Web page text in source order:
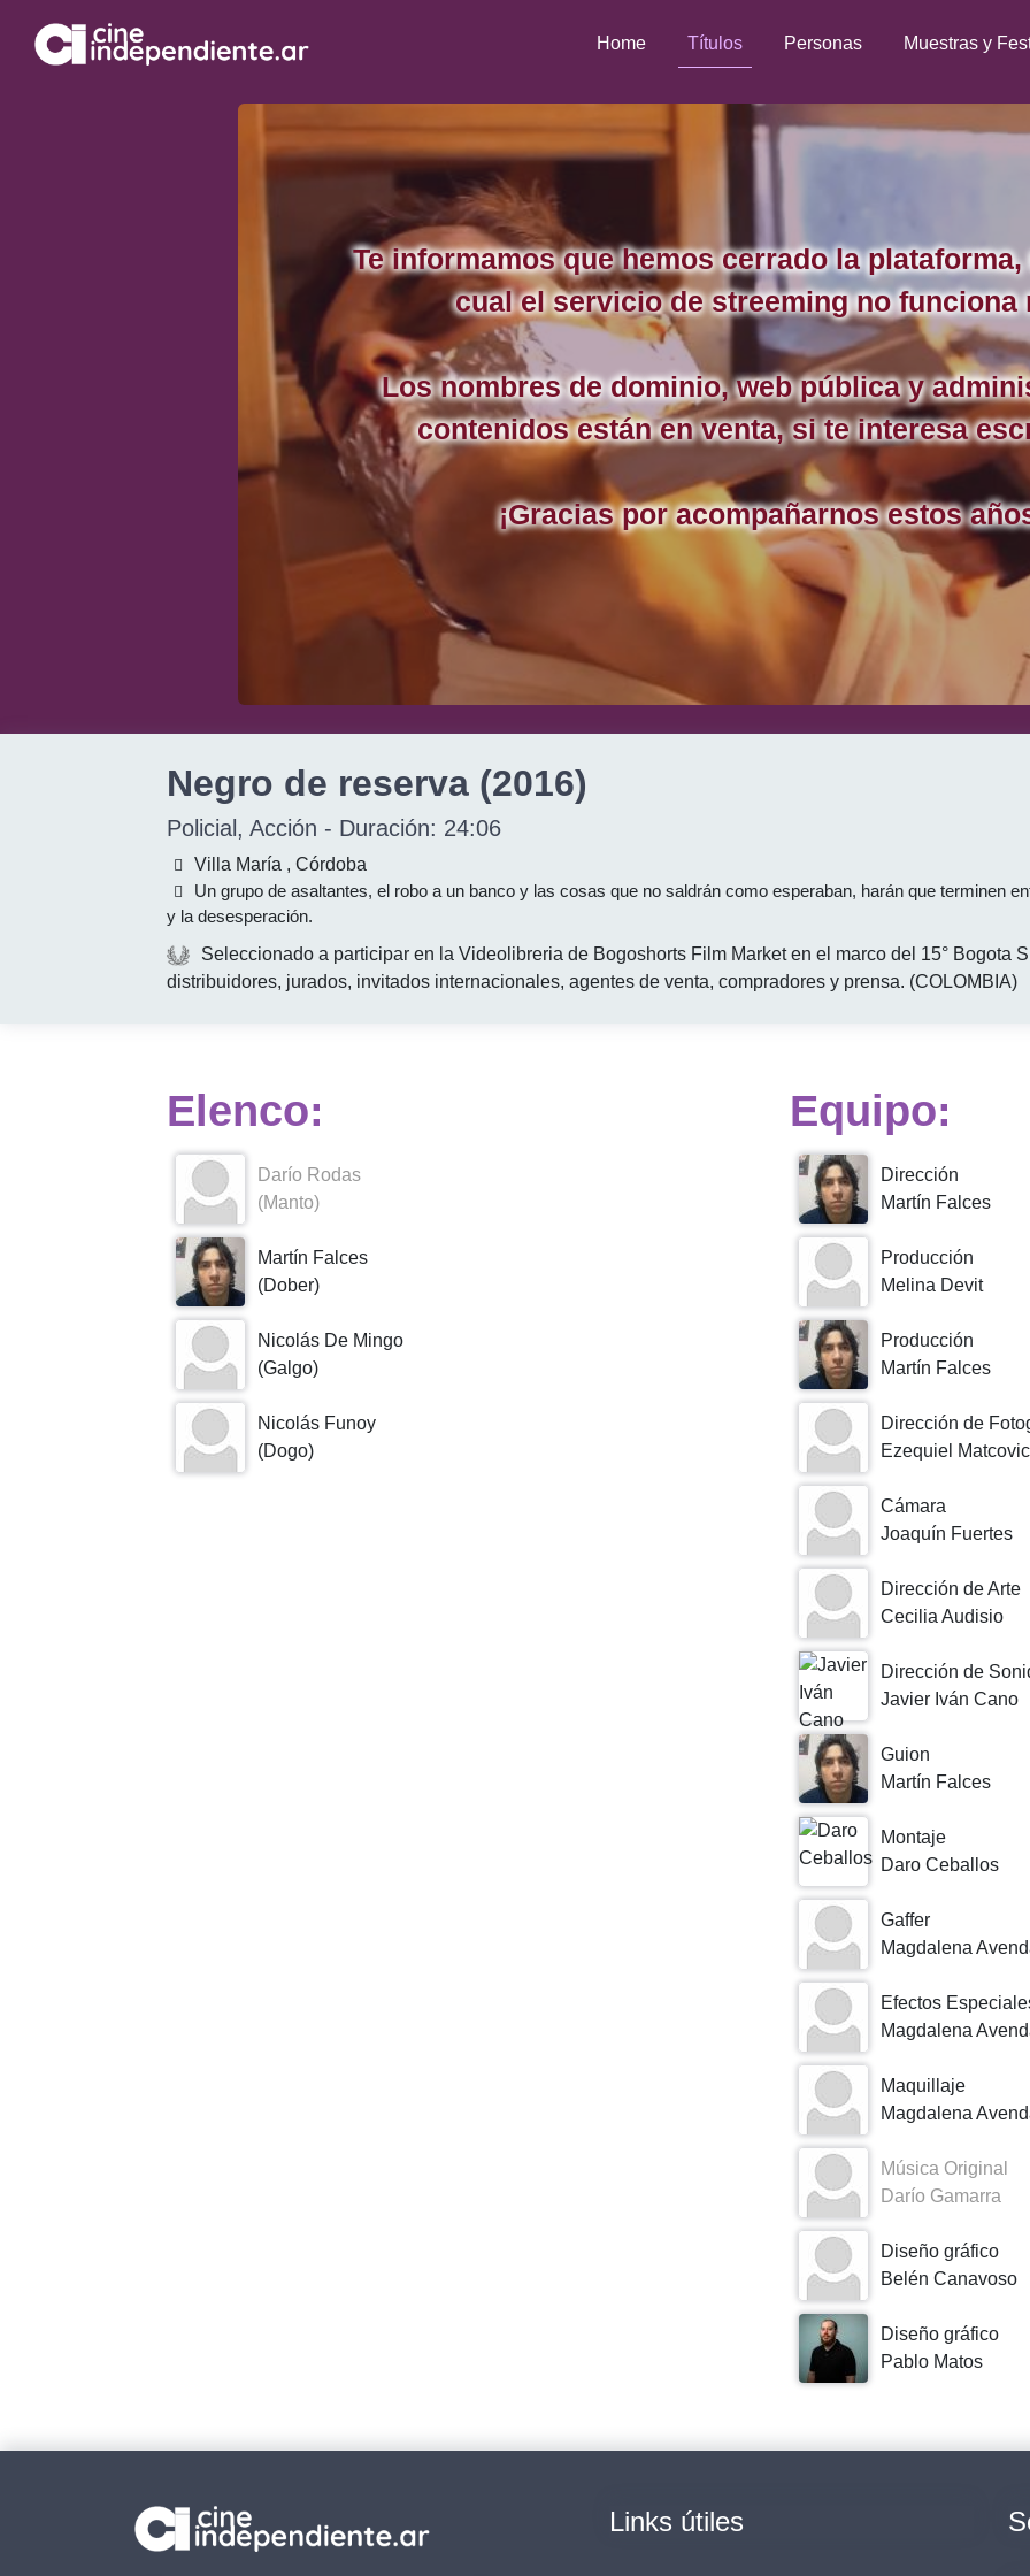
Home Títulos Personas Muestras y
Te informamos que hemos cerrado la
cual el servicio de streeming no funciona
Los nombres de dominio, web pública y
contenidos están en venta, si te interesa
¡Gracias por acompañarnos estos
Negro de reserva (2016)
Policial, Acción - Duración: 24:06
Villa María , Córdoba
Un grupo de asaltantes, el robo a un banco y las cosas que no saldrán como esperaban, harán que terminen
y la desesperación.
Seleccionado a participar en la Videolibreria de Bogoshorts Film Market en el marco del 15° Bogota
distribuidores, jurados, invitados internacionales, agentes de venta, compradores y prensa. (COLOMBIA)
Elenco:
Darío Rodas
(Manto)
Martín Falces
(Dober)
Nicolás De Mingo
(Galgo)
Nicolás Funoy
(Dogo)
Equipo:
Dirección
Martín Falces
Producción
Melina Devit
Producción
Martín Falces
Dirección de
Ezequiel
Cámara
Joaquín Fuertes
Dirección de Arte
Cecilia Audisio
Dirección de
Javier Iván Cano
Guion
Martín Falces
Montaje
Daro Ceballos
Gaffer
Magdalena
Efectos
Magdalena
Maquillaje
Magdalena
Música Original
Darío Gamarra
Diseño gráfico
Belén Canavoso
Diseño gráfico
Pablo Matos
Links útiles